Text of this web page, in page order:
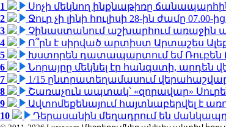
1
Սոչի մեկնող ինքնաթիռը
2
Ջուր չի լինի հուլիսի 28-ին ժամը 07.00-
3
Չինաստանում աշխարհում առաջին
4
Ո՞րն է սիրված արտիստ Արտաշես
5
Խստորեն դատապարտում եմ Ռուբեն
6
Նորայրը մեկնել էր հանգստի, արդեն
7
1/15 ընտրատեղամասում
8
Շառաչուն ապտակ՝ «զորավար»
9
Ավտոմեքենայում հայտնաբերվել է
10
Դերասանին մեղադրում են